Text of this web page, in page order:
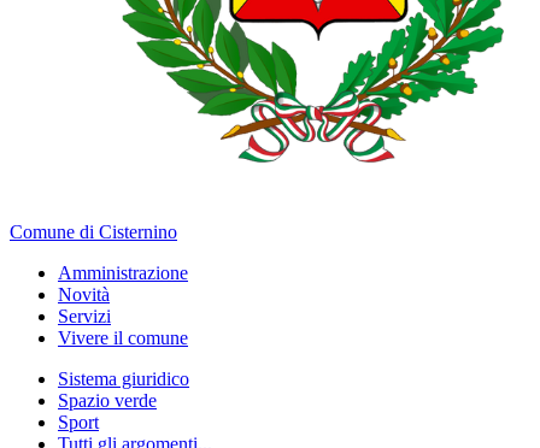
Comune di Cisternino
Amministrazione
Novità
Servizi
Vivere il comune
Sistema giuridico
Spazio verde
Sport
Tutti gli argomenti...